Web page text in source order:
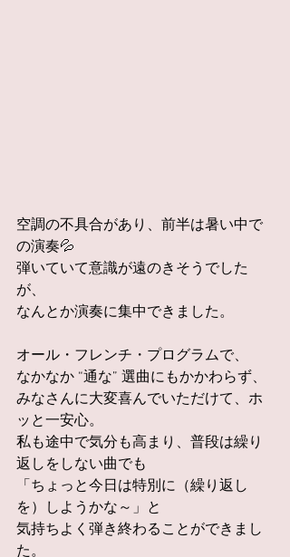
空調の不具合があり、前半は暑い中で
の演奏💦
弾いていて意識が遠のきそうでした
が、
なんとか演奏に集中できました。
オール・フレンチ・プログラムで、
なかなか “通な” 選曲にもかかわらず、
みなさんに大変喜んでいただけて、ホ
ッと一安心。
私も途中で気分も高まり、普段は繰り
返しをしない曲でも
「ちょっと今日は特別に（繰り返し
を）しようかな～」と
気持ちよく弾き終わることができまし
た。